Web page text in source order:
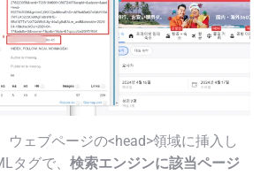
ウェブページの<head>領域に挿入し
タグで、 検索エンジンに該当ページ